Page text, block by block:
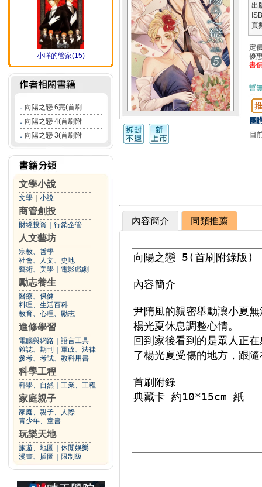
小咩的管家(15)
． 向陽之戀 6完(首刷
． 向陽之戀 4(首刷附
． 向陽之戀 3(首刷附
文學小說
文學 小說
商管創投
財經投資 行銷企管
人文藝坊
宗教、哲學
社會、人文、史地
藝術、美學
電影戲劇
勵志養生
醫療、保健
料理、生活百科
教育、心理、勵志
進修學習
電腦與網路
語言工具
雜誌、期刊
軍政、法律
參考、考試、教科用書
科學工程
科學、自然 工業、工程
家庭親子
家庭、親子、人際
青少年、童書
玩樂天地
旅遊、地圖
休閒娛樂
漫畫、插圖
限制級
出
頁
定
優
書
暫
團
目
內容簡介 同類推薦